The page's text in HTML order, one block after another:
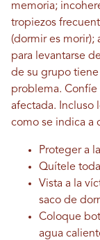
memoria;
tropiezos
(dormir es morir);
para levantarse
de su grupo
problema. Confíe
afectada. Incluso
como se indica a
Proteger a
Quítele
Vista a la
saco de
Coloque
agua